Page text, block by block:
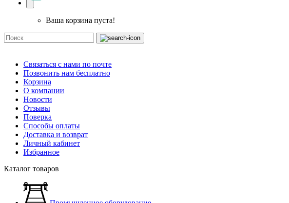
Ваша корзина пуста!
Связаться с нами по почте
Позвонить нам бесплатно
Корзина
О компании
Новости
Отзывы
Поверка
Способы оплаты
Доставка и возврат
Личный кабинет
Избранное
Каталог товаров